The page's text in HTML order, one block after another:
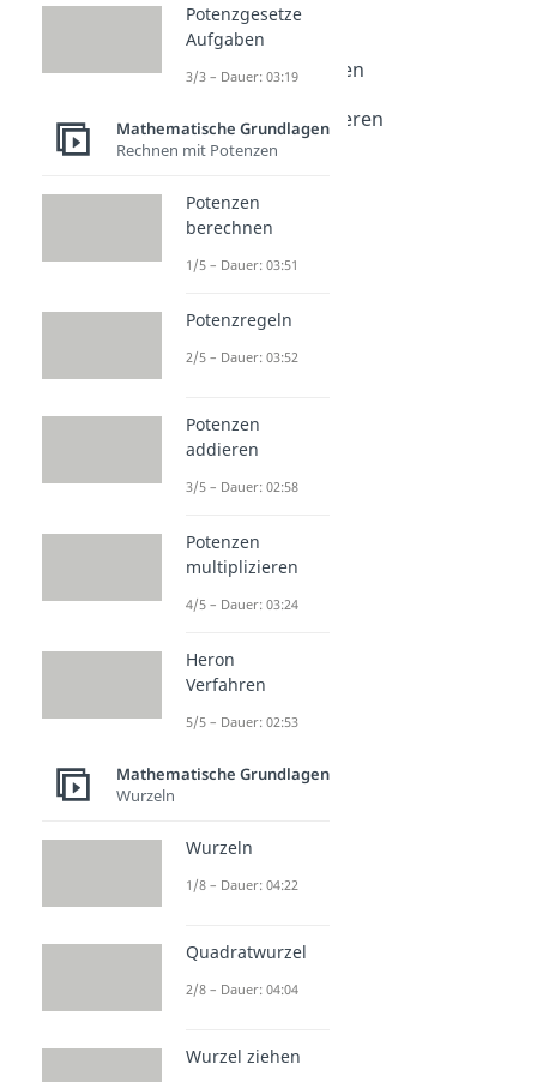
Subtraktion
Dauer: 04:17
Schriftliches Rechnen
Schriftlich subtrahieren
Dauer: 04:32
Potenzgesetze
Aufgaben
3/3 – Dauer: 03:19
Mathematische Grundlagen
Rechnen mit Potenzen
Potenzen
berechnen
1/5 – Dauer: 03:51
Potenzregeln
2/5 – Dauer: 03:52
Potenzen
addieren
3/5 – Dauer: 02:58
Potenzen
multiplizieren
4/5 – Dauer: 03:24
Heron
Verfahren
5/5 – Dauer: 02:53
Mathematische Grundlagen
Wurzeln
Wurzeln
1/8 – Dauer: 04:22
Quadratwurzel
2/8 – Dauer: 04:04
Wurzel ziehen